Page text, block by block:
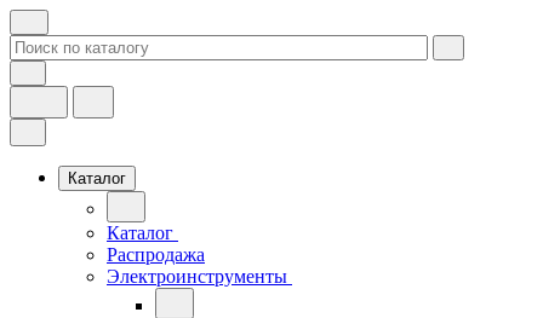
Каталог
Каталог
Распродажа
Электроинструменты